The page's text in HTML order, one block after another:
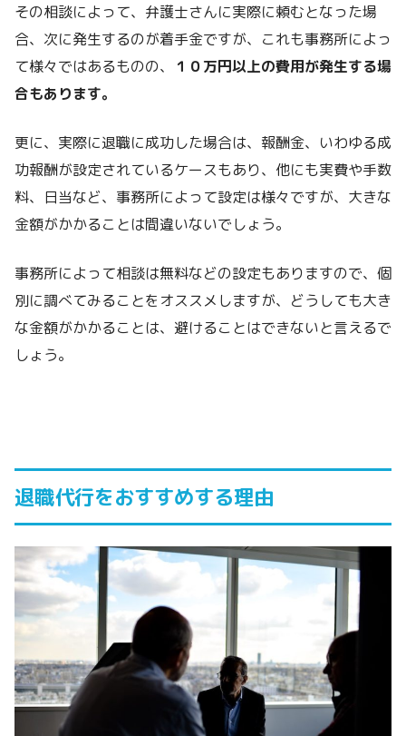
その相談によって、弁護士さんに実際に頼むとなった場
合、次に発生するのが着手金ですが、これも事務所によっ
て様々ではあるものの、
１０万円以上の費用が発生する場
合もあります。
更に、実際に退職に成功した場合は、報酬金、いわゆる成
功報酬が設定されているケースもあり、他にも実費や手数
料、日当など、事務所によって設定は様々ですが、大きな
金額がかかることは間違いないでしょう。
事務所によって相談は無料などの設定もありますので、個
別に調べてみることをオススメしますが、どうしても大き
な金額がかかることは、避けることはできないと言えるで
しょう。
退職代行をおすすめする理由